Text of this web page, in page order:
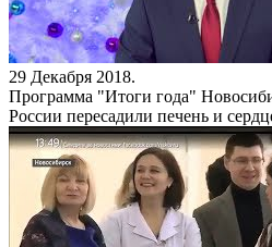
29 Декабря 2018.
Программа "Итоги года"
России пересадили печень и